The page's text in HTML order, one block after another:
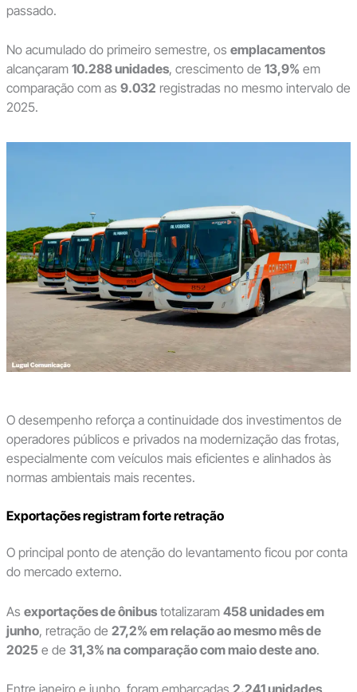
passado.
No acumulado do primeiro semestre, os emplacamentos
alcançaram 10.288 unidades, crescimento de 13,9% em
comparação com as 9.032 registradas no mesmo intervalo de
2025.
O desempenho reforça a continuidade dos investimentos de
operadores públicos e privados na modernização das frotas,
especialmente com veículos mais eficientes e alinhados às
normas ambientais mais recentes.
Exportações registram forte retração
O principal ponto de atenção do levantamento ficou por conta
do mercado externo.
As exportações de ônibustotalizaram 458 unidades em
junho, retração de 27,2% em relação ao mesmo mês de
2025e de 31,3% na comparação com maio deste ano.